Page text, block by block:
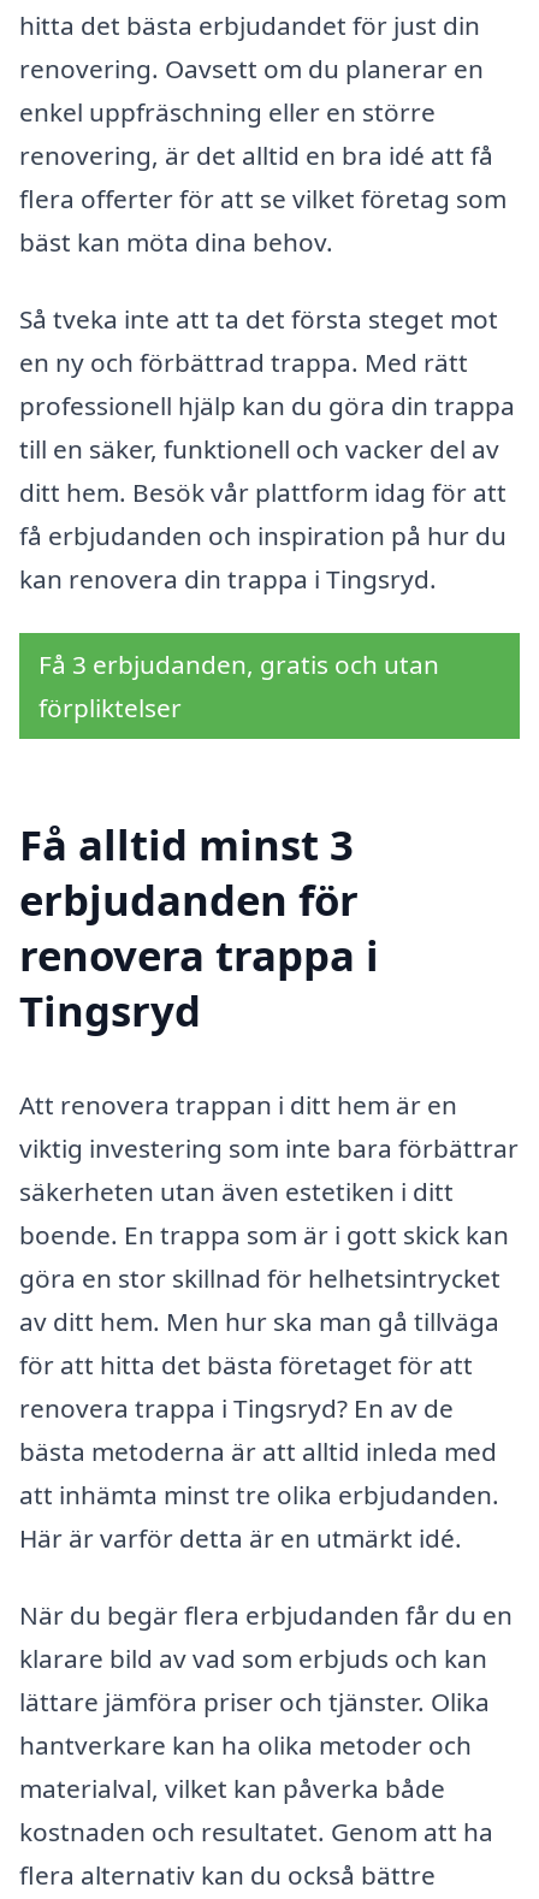
hitta det bästa erbjudandet för just din
renovering. Oavsett om du planerar en
enkel uppfräschning eller en större
renovering, är det alltid en bra idé att få
flera offerter för att se vilket företag som
bäst kan möta dina behov.
Så tveka inte att ta det första steget mot
en ny och förbättrad trappa. Med rätt
professionell hjälp kan du göra din trappa
till en säker, funktionell och vacker del av
ditt hem. Besök vår plattform idag för att
få erbjudanden och inspiration på hur du
kan renovera din trappa i Tingsryd.
Få 3 erbjudanden, gratis och utan
förpliktelser
Få alltid minst 3
erbjudanden för
renovera trappa i
Tingsryd
Att renovera trappan i ditt hem är en
viktig investering som inte bara förbättrar
säkerheten utan även estetiken i ditt
boende. En trappa som är i gott skick kan
göra en stor skillnad för helhetsintrycket
av ditt hem. Men hur ska man gå tillväga
för att hitta det bästa företaget för att
renovera trappa i Tingsryd? En av de
bästa metoderna är att alltid inleda med
att inhämta minst tre olika erbjudanden.
Här är varför detta är en utmärkt idé.
När du begär flera erbjudanden får du en
klarare bild av vad som erbjuds och kan
lättare jämföra priser och tjänster. Olika
hantverkare kan ha olika metoder och
materialval, vilket kan påverka både
kostnaden och resultatet. Genom att ha
flera alternativ kan du också bättre